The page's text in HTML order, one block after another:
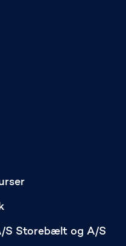
S Storebælt og A/S